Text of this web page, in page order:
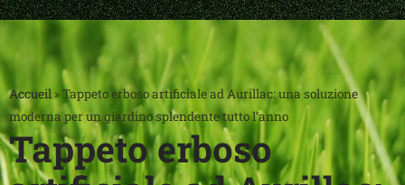
Accueil »Tappeto erboso artificiale ad Aurillac: una soluzione
moderna per un giardino splendente tutto l’anno
Tappeto erboso